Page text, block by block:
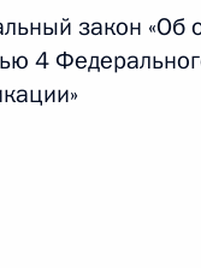
закон «Об
4